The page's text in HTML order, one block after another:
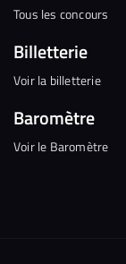
Tous les concours
Billetterie
Voir la billetterie
Baromètre
Voir le Baromètre